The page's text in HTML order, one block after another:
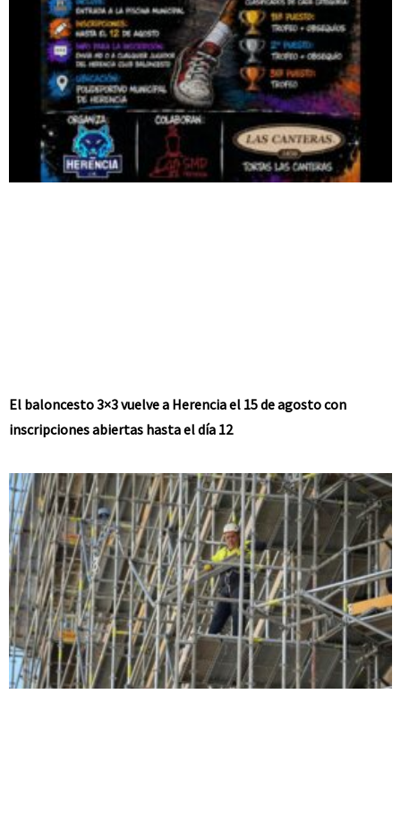
El baloncesto 3×3 vuelve a Herencia el 15 de agosto con
inscripciones abiertas hasta el día 12